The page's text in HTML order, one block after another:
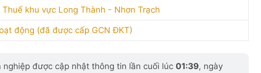
Thuế khu vực Long Thành - Nhơn Trạch
động (đã được cấp GCN ĐKT)
nghiệp được cập nhật thông tin lần cuối lúc 01:39, ngày